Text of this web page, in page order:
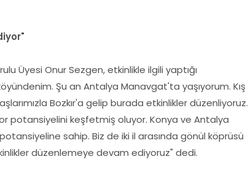
Üyesi Onur Sezgen, etkinlikle ilgili yaptığı
Şu an Antalya Manavgat'ta yaşıyorum. Kış
Bozkır'a gelip burada etkinlikler düzenliyoruz.
potansiyelini keşfetmiş oluyor. Konya ve Antalya
sahip. Biz de iki il arasında gönül köprüsü
düzenlemeye devam ediyoruz" dedi.